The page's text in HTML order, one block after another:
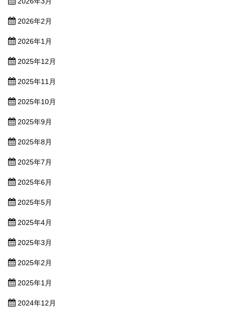
2026年2月
2026年1月
2025年12月
2025年11月
2025年10月
2025年9月
2025年8月
2025年7月
2025年6月
2025年5月
2025年4月
2025年3月
2025年2月
2025年1月
2024年12月